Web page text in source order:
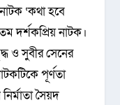
‘কথা হবে
দর্শকপ্রিয় নাটক।
ও সুবীর সেনের
পূর্ণতা
সৈয়দ